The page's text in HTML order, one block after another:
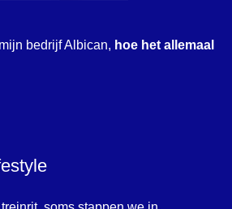
bedrijf Albican, hoe het allemaal